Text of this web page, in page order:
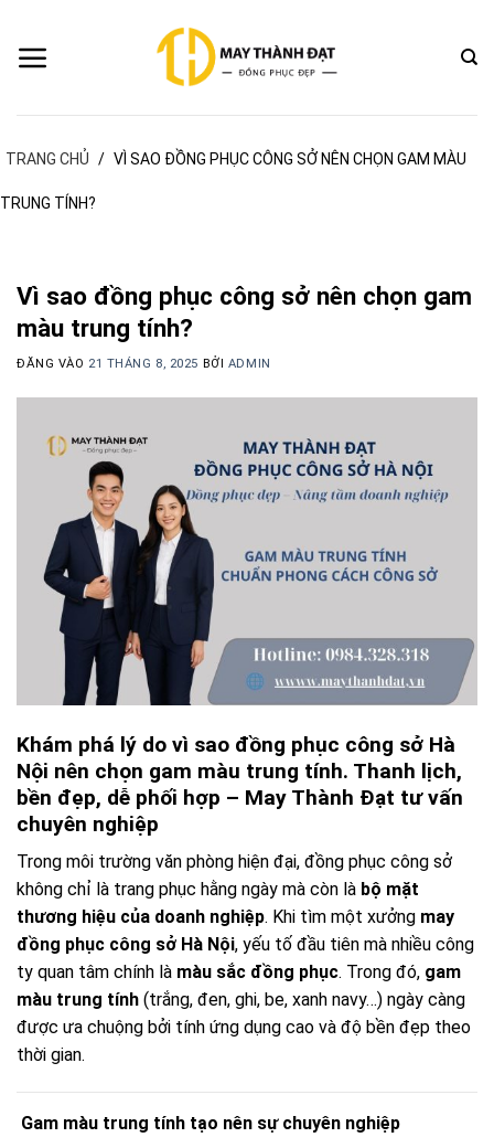
nội
TRANG CHỦ / VÌ SAO ĐỒNG PHỤC CÔNG SỞ NÊN CHỌN GAM MÀU
TRUNG TÍNH?
Vì sao đồng phục công sở nên chọn gam
màu trung tính?
ĐĂNG VÀO 21 THÁNG 8, 2025 BỞI ADMIN
Khám phá lý do vì sao đồng phục công sở Hà
Nội nên chọn gam màu trung tính. Thanh lịch,
bền đẹp, dễ phối hợp – May Thành Đạt tư vấn
chuyên nghiệp
Trong môi trường văn phòng hiện đại, đồng phục công sở
không chỉ là trang phục hằng ngày mà còn là bộ mặt
thương hiệu của doanh nghiệp. Khi tìm một xưởng may
đồng phục công sở Hà Nội, yếu tố đầu tiên mà nhiều công
ty quan tâm chính là màu sắc đồng phục. Trong đó, gam
màu trung tính (trắng, đen, ghi, be, xanh navy…) ngày càng
được ưa chuộng bởi tính ứng dụng cao và độ bền đẹp theo
thời gian.
Gam màu trung tính tạo nên sự chuyên nghiệp